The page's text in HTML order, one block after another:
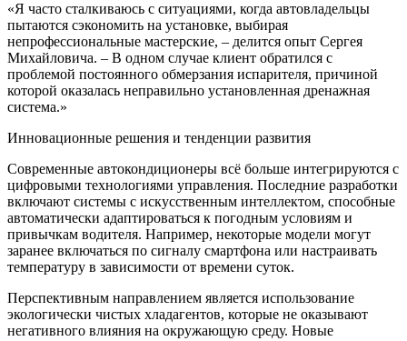
«Я часто сталкиваюсь с ситуациями, когда автовладельцы
пытаются сэкономить на установке, выбирая
непрофессиональные мастерские, – делится опыт Сергея
Михайловича. – В одном случае клиент обратился с
проблемой постоянного обмерзания испарителя, причиной
которой оказалась неправильно установленная дренажная
система.»
Инновационные решения и тенденции развития
Современные автокондиционеры всё больше интегрируются с
цифровыми технологиями управления. Последние разработки
включают системы с искусственным интеллектом, способные
автоматически адаптироваться к погодным условиям и
привычкам водителя. Например, некоторые модели могут
заранее включаться по сигналу смартфона или настраивать
температуру в зависимости от времени суток.
Перспективным направлением является использование
экологически чистых хладагентов, которые не оказывают
негативного влияния на окружающую среду. Новые